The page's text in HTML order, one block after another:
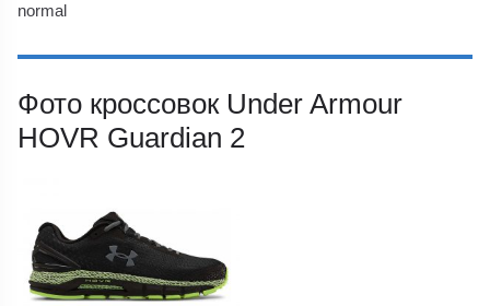
normal
Фото кроссовок Under Armour
HOVR Guardian 2